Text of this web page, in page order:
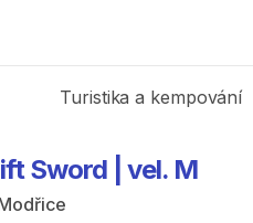
Turistika a kempování
Sword vel. M